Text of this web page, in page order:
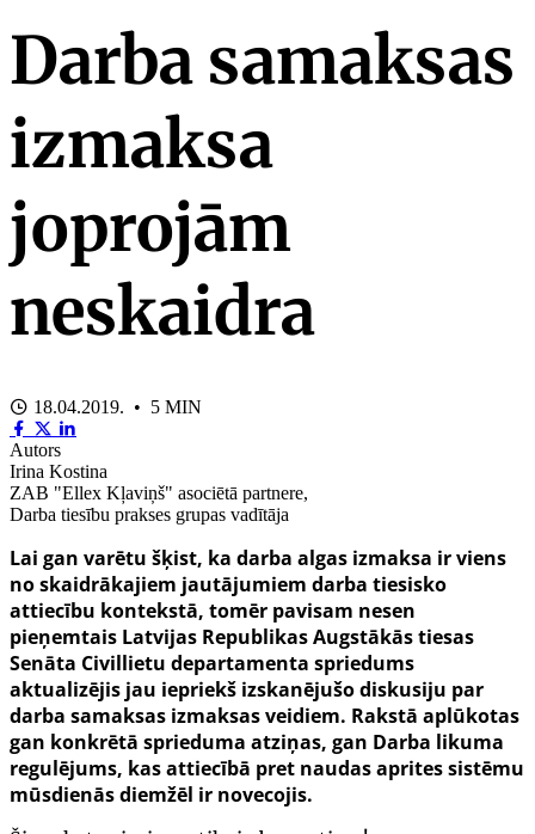
Darba samaksas
izmaksa
joprojām
neskaidra
18.04.2019. • 5 MIN
Autors
Irina Kostina
ZAB "Ellex Kļaviņš" asociētā partnere,
Darba tiesību prakses grupas vadītāja
Lai gan varētu šķist, ka darba algas izmaksa ir viens
no skaidrākajiem jautājumiem darba tiesisko
attiecību kontekstā, tomēr pavisam nesen
pieņemtais Latvijas Republikas Augstākās tiesas
Senāta Civillietu departamenta spriedums
aktualizējis jau iepriekš izskanējušo diskusiju par
darba samaksas izmaksas veidiem. Rakstā aplūkotas
gan konkrētā sprieduma atziņas, gan Darba likuma
regulējums, kas attiecībā pret naudas aprites sistēmu
mūsdienās diemžēl ir novecojis.